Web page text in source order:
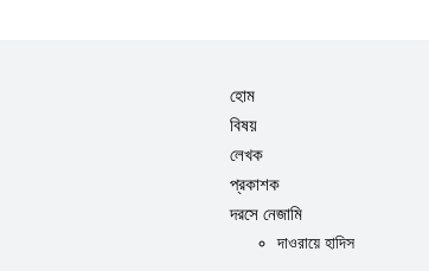
হোম
বিষয়
লেখক
প্রকাশক
দরসে নেজামি
দাওরায়ে হাদিস